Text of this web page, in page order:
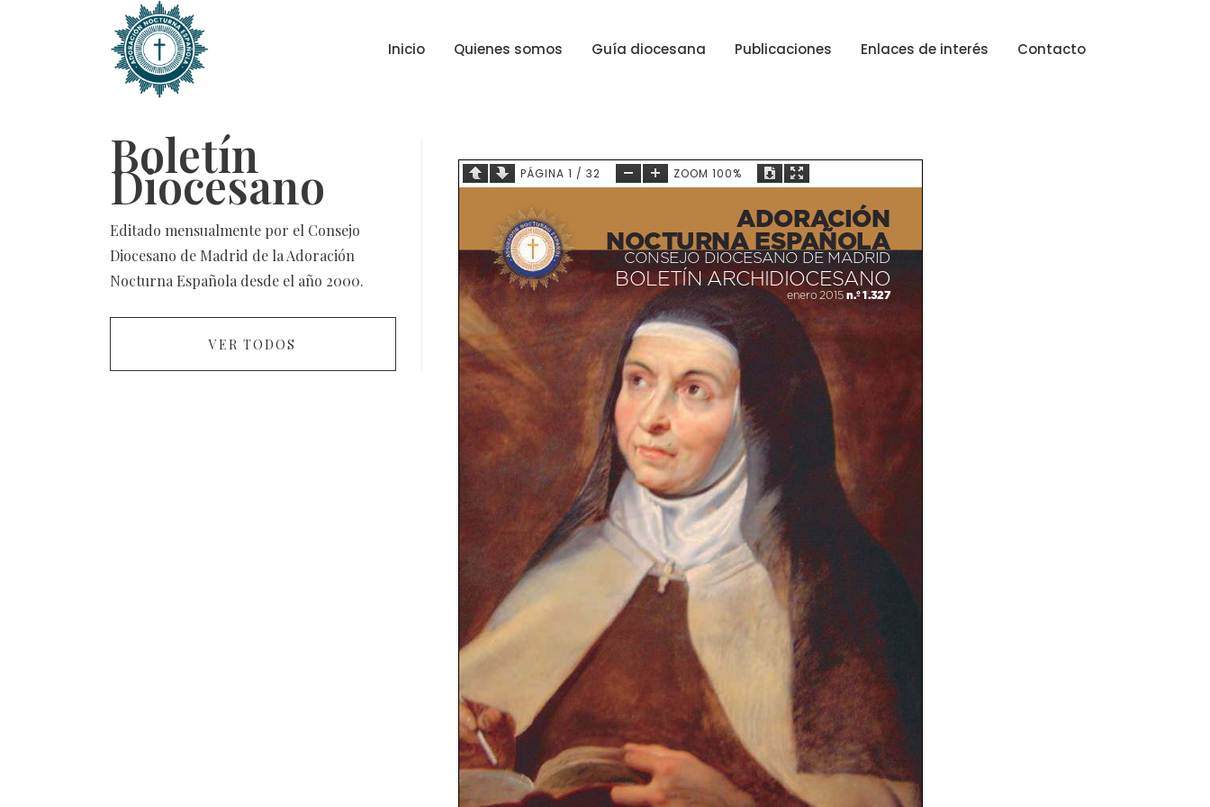
Inicio Quienes somos Guía diocesana Publicaciones Enlaces de interés Contacto
Boletín
Diocesano
Editado mensualmente por el Consejo
Diocesano de Madrid de la Adoración
Nocturna Española desde el año 2000.
VER TODOS
PÁGINA 1 / 32 ZOOM 100%
ADORACIÓN
NOCTURNA ESPAÑOLA
BOLETÍN ARCHIDIOCESANO
CONSEJO DIOCESANO DE MADRID
enero 2015 n.º 1.327